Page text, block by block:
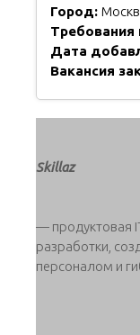
Город:
Требования
Дата
Вакансия
Skillaz
— продуктовая
разработки,
персоналом и